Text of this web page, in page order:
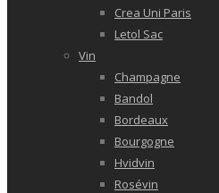
Crea Uni Paris
Letol Sac
Vin
Champagne
Bandol
Bordeaux
Bourgogne
Hvidvin
Rosévin